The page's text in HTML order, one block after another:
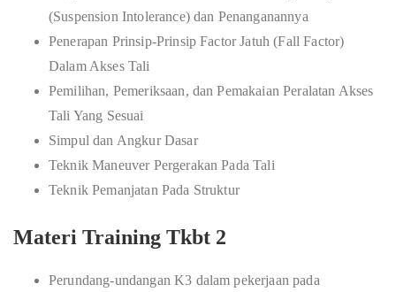
(Suspension Intolerance) dan Penanganannya
Penerapan Prinsip-Prinsip Factor Jatuh (Fall Factor)
Dalam Akses Tali
Pemilihan, Pemeriksaan, dan Pemakaian Peralatan Akses
Tali Yang Sesuai
Simpul dan Angkur Dasar
Teknik Maneuver Pergerakan Pada Tali
Teknik Pemanjatan Pada Struktur
Materi Training Tkbt 2
Perundang-undangan K3 dalam pekerjaan pada